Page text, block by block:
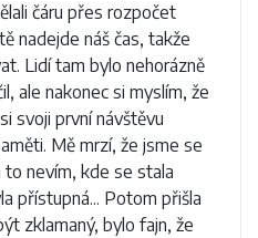
čáru přes rozpočet
nadejde náš čas, takže
Lidí tam bylo nehorázně
ale nakonec si myslím, že
svoji první návštěvu
Mě mrzí, že jsme se
nevím, kde se stala
přístupná... Potom přišla
zklamaný, bylo fajn, že